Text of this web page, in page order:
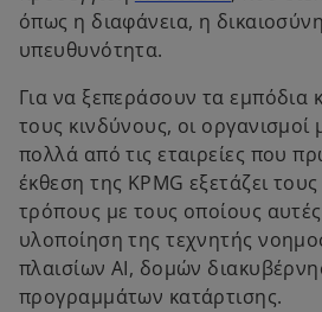
όπως η διαφάνεια, η
υπευθυνότητα.
Για να ξεπεράσουν τα εμπόδια
τους κινδύνους, οι
πολλά από τις εταιρείες που
έκθεση της KPMG εξετάζει
τρόπους με τους οποίους
υλοποίηση της τεχνητής
πλαισίων AI, δομών
προγραμμάτων κατάρτισης.